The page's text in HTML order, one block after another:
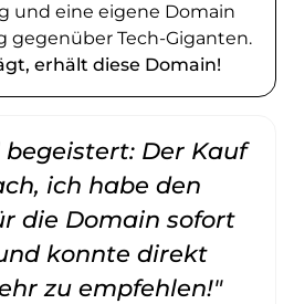
und eine eigene Domain
gegenüber Tech-Giganten.
erhält diese Domain!
Der Kauf
ich habe den
die Domain sofort
konnte direkt
zu empfehlen!"